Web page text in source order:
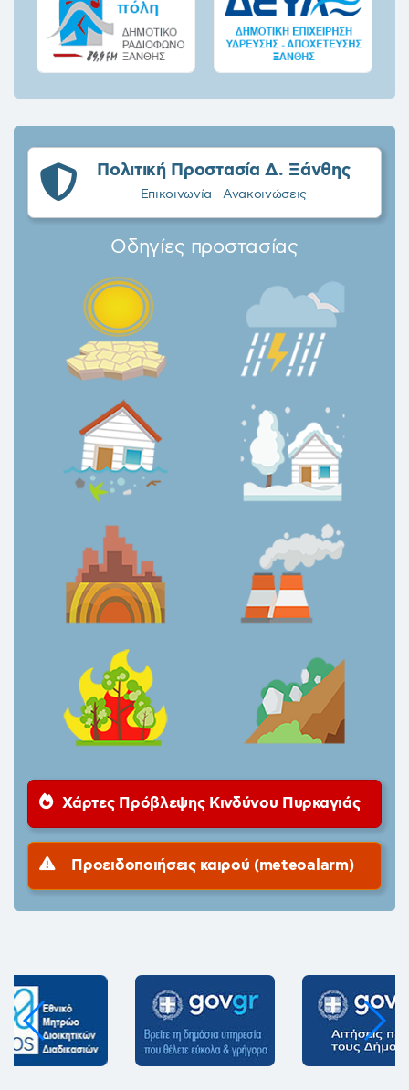
Πολιτική Προστασία Δ. Ξάνθης
Επικοινωνία - Ανακοινώσεις
Οδηγίες προστασίας
Χάρτες Πρόβλεψης Κινδύνου Πυρκαγιάς
Προειδοποιήσεις καιρού (meteoalarm)